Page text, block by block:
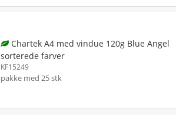
Chartek A4 med vindue 120g Blue Angel
sorterede farver
KF15249
pakke med 25 stk